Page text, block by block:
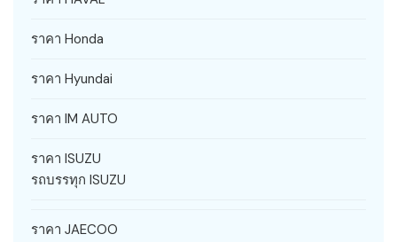
ราคา Honda
ราคา Hyundai
ราคา IM AUTO
ราคา ISUZU
รถบรรทุก ISUZU
ราคา JAECOO